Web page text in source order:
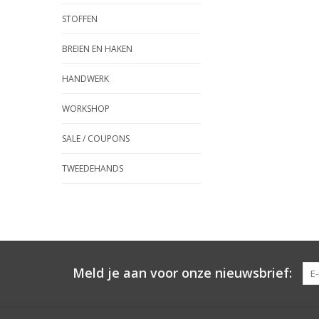
STOFFEN
BREIEN EN HAKEN
HANDWERK
WORKSHOP
SALE / COUPONS
TWEEDEHANDS
Meld je aan voor onze nieuwsbrief: